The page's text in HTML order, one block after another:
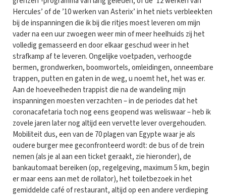
Hercules’ of de ’10 werken van Asterix’ in het niets verbleekten
bij de inspanningen die ik bij die ritjes moest leveren om mijn
vader na een uur zwoegen weer min of meer heelhuids zij het
volledig gemasseerd en door elkaar geschud weer in het
strafkamp af te leveren. Ongelijke voetpaden, verhoogde
bermen, grondwerken, boomwortels, omleidingen, onneembare
trappen, putten en gaten in de weg, u noemt het, het was er.
Aan de hoeveelheden trappist die na de wandeling mijn
inspanningen moesten verzachten – in de periodes dat het
coronacafetaria toch nog eens geopend was weliswaar – heb ik
zovele jaren later nog altijd een vervette lever overgehouden.
Mobiliteit dus, een van de 70 plagen van Egypte waar je als
oudere burger mee geconfronteerd wordt: de bus of de trein
nemen (als je al aan een ticket geraakt, zie hieronder), de
bankautomaat bereiken (op, regelgeving, maximum 5 km, begin
er maar eens aan met de rollator), het toiletbezoek in het
gemiddelde café of restaurant, altijd op een andere verdieping